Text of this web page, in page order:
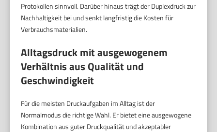
Protokollen sinnvoll. Darüber hinaus trägt der Duplexdruck zur
Nachhaltigkeit bei und senkt langfristig die Kosten für
Verbrauchsmaterialien.
Alltagsdruck mit ausgewogenem
Verhältnis aus Qualität und
Geschwindigkeit
Für die meisten Druckaufgaben im Alltag ist der
Normalmodus die richtige Wahl. Er bietet eine ausgewogene
Kombination aus guter Druckqualität und akzeptabler